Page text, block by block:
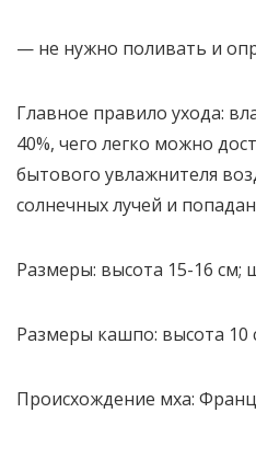
— не нужно поливать и
Главное правило ухода:
40%, чего легко можно
бытового увлажнителя
солнечных лучей и
Размеры: высота 15-16 см;
Размеры кашпо: высота 10
Происхождение мха: